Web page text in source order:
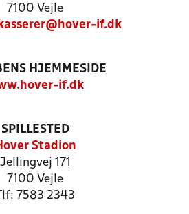
7100 Vejle
if.dk
HJEMMESIDE
if.dk
SPILLESTED
Stadion
Jellingvej 171
7100 Vejle
Tlf: 7583 2343